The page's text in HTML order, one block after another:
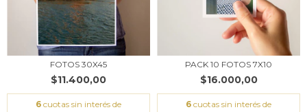
FOTOS 30X45
$11.400,00
6 cuotas sin interés de
PACK 10 FOTOS 7X10
$16.000,00
6 cuotas sin interés de